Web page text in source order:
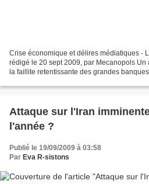
Crise économique et délires médiatiques -
rédigé le 20 sept 2009, par Mecanopols
la faillite retentissante des grandes
Attaque sur l'Iran
l'année ?
Publié le 19/09/2009 à 03:58
Par Eva R-sistons